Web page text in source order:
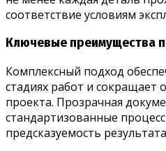
соответствие условиям
Ключевые преимущества
Комплексный подход
стадиях работ и сокращает
проекта. Прозрачная
стандартизованные
предсказуемость